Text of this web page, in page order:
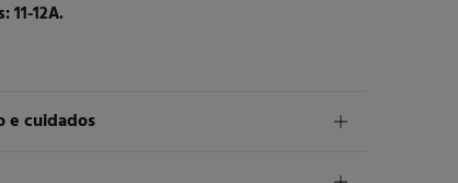
11-12A.
e cuidados